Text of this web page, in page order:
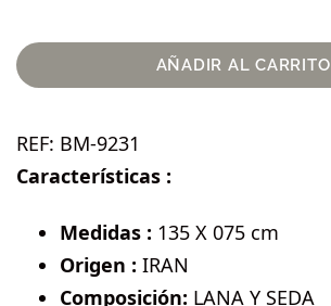
AÑADIR AL CARRITO
REF: BM-9231
Características :
Medidas : 135 X 075 cm
Origen : IRAN
Composición: LANA Y SEDA